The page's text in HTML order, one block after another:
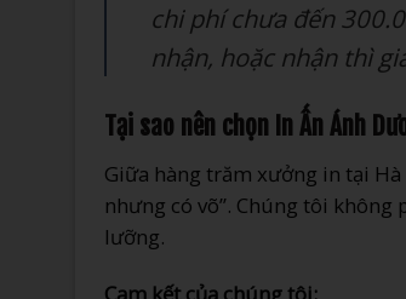
chi phí chưa đến
nhận, hoặc nhận thì
Tại sao nên chọn In Ấn Ánh
Giữa hàng trăm xưởng in tại
nhưng có võ”. Chúng tôi
lưỡng.